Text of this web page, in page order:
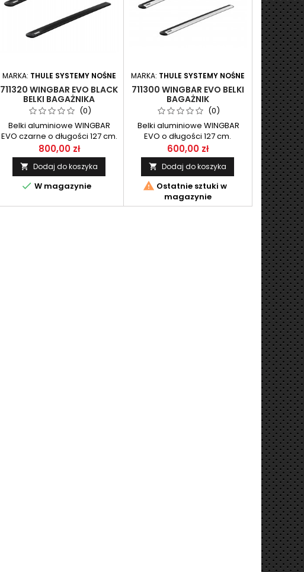
MARKA: THULE SYSTEMY NOŚNE
711320 WINGBAR EVO BLACK
BELKI BAGAŻNIKA
(0)
Belki aluminiowe WINGBAR
EVO czarne o długości 127 cm.
Komplet 2 szt.
800,00 zł
 Dodaj do koszyka
 W magazynie
MARKA: THULE SYSTEMY NOŚNE
711300 WINGBAR EVO BELKI
BAGAŻNIK
(0)
Belki aluminiowe WINGBAR
EVO o długości 127 cm.
Komplet 2 szt.
600,00 zł
 Dodaj do koszyka
 Ostatnie sztuki w
magazynie